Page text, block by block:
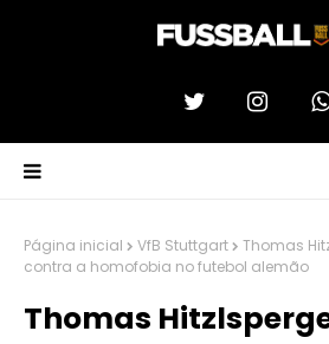
Página inicial VfB Stuttgart
Thomas
contra a homofobia no futebol alemão
Thomas